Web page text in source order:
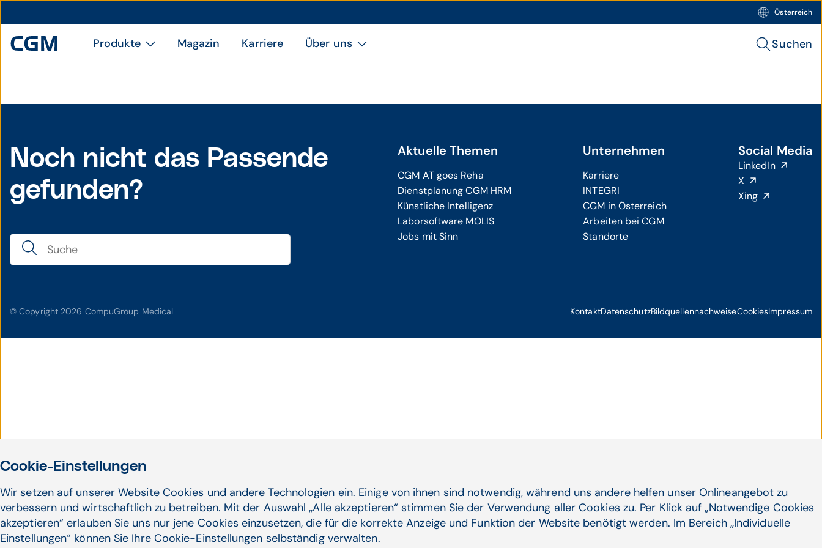
Österreich
Produkte Magazin Karriere Über uns Suchen
Noch nicht das Passende
gefunden?
Aktuelle Themen
CGM AT goes Reha
Dienstplanung CGM HRM
Künstliche Intelligenz
Laborsoftware MOLIS
Jobs mit Sinn
Unternehmen
Karriere
INTEGRI
CGM in Österreich
Arbeiten bei CGM
Standorte
Social Media
LinkedIn
X
Xing
© Copyright 2026 CompuGroup Medical KontaktDatenschutzBildquellennachweiseCookiesImpressum
Cookie-Einstellungen
Wir setzen auf unserer Website Cookies und andere Technologien ein. Einige von ihnen sind notwendig, während uns andere helfen unser Onlineangebot zu
verbessern und wirtschaftlich zu betreiben. Mit der Auswahl „Alle akzeptieren“ stimmen Sie der Verwendung aller Cookies zu. Per Klick auf „Notwendige Cookies
akzeptieren“ erlauben Sie uns nur jene Cookies einzusetzen, die für die korrekte Anzeige und Funktion der Website benötigt werden. Im Bereich „Individuelle
Einstellungen“ können Sie Ihre Cookie-Einstellungen selbständig verwalten.